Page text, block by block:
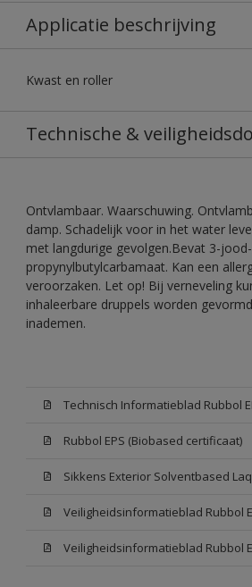
Applicatie beschrijving
Kwast en roller
Technische &
Ontvlambaar. Waarschuwing.
damp. Schadelijk voor in het water
met langdurige gevolgen.Bevat 3-
propynylbutylcarbamaat. Kan een
veroorzaken. Let op! Bij verneveling
inhaleerbare druppels worden
inademen.
Technisch Informatieblad Rubbol
Rubbol EPS (Biobased certificaat)
Veiligheidsinformatieblad Rubbol